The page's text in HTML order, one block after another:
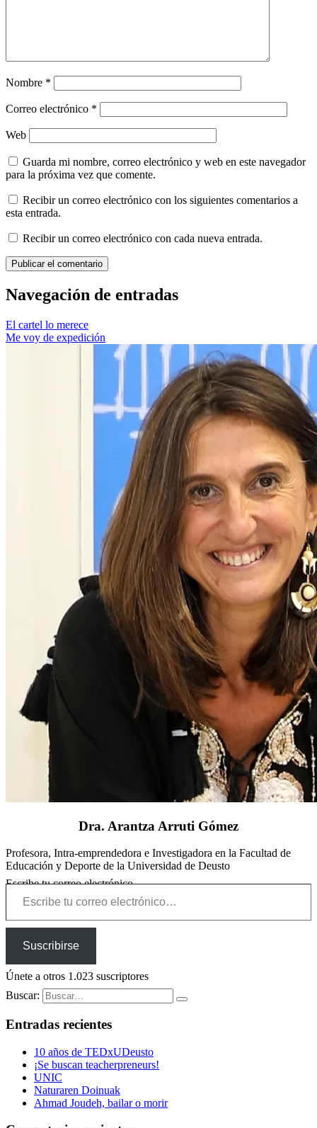
Nombre *
Correo electrónico *
Web
Guarda mi nombre, correo electrónico y web en este navegador
para la próxima vez que comente.
Recibir un correo electrónico con los siguientes comentarios a
esta entrada.
Recibir un correo electrónico con cada nueva entrada.
Navegación de entradas
El cartel lo merece
Me voy de expedición
Dra. Arantza Arruti Gómez
Profesora, Intra-emprendedora e Investigadora en la Facultad de
Educación y Deporte de la Universidad de Deusto
Escribe tu correo electrónico…
Suscribirse
Únete a otros 1.023 suscriptores
Buscar:
Entradas recientes
10 años de TEDxUDeusto
¡Se buscan teacherpreneurs!
UNIC
Naturaren Doinuak
Ahmad Joudeh, bailar o morir